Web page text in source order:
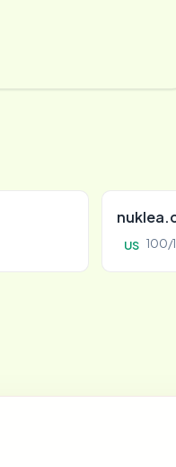
US 100/